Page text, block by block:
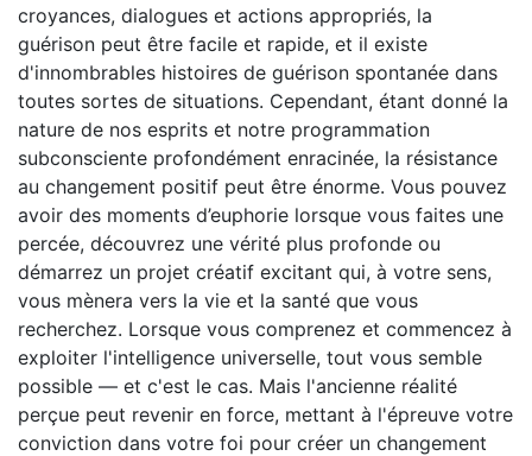
croyances, dialogues et actions appropriés, la
guérison peut être facile et rapide, et il existe
d'innombrables histoires de guérison spontanée dans
toutes sortes de situations. Cependant, étant donné la
nature de nos esprits et notre programmation
subconsciente profondément enracinée, la résistance
au changement positif peut être énorme. Vous pouvez
avoir des moments d’euphorie lorsque vous faites une
percée, découvrez une vérité plus profonde ou
démarrez un projet créatif excitant qui, à votre sens,
vous mènera vers la vie et la santé que vous
recherchez. Lorsque vous comprenez et commencez à
exploiter l'intelligence universelle, tout vous semble
possible — et c'est le cas. Mais l'ancienne réalité
perçue peut revenir en force, mettant à l'épreuve votre
conviction dans votre foi pour créer un changement